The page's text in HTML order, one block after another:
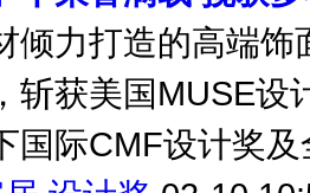
丨荣誉满载 揽获
倾力打造的高端
斩获美国MUSE
国际CMF设计奖